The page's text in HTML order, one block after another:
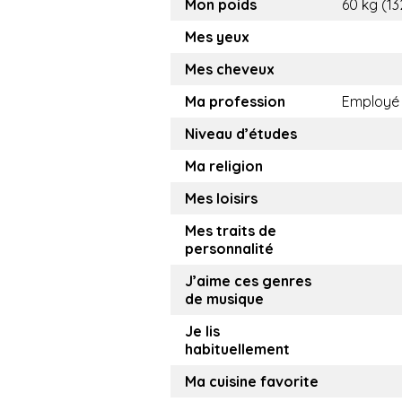
Mon poids
60 kg
Mes yeux
Mes cheveux
Ma profession
Employé
Niveau d’études
Ma religion
Mes loisirs
Mes traits de
personnalité
J’aime ces genres
de musique
Je lis
habituellement
Ma cuisine favorite